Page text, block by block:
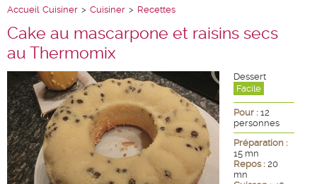
Accueil Cuisiner > Cuisiner > Recettes
Cake au mascarpone et raisins secs
au Thermomix
Dessert
Facile
Pour : 12
personnes
Préparation :
15 mn
Repos : 20
mn